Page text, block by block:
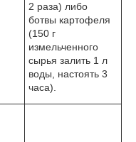
2 раза) либо
ботвы картофеля
(150 г
измельченного
сырья залить 1 л
воды, настоять 3
часа).